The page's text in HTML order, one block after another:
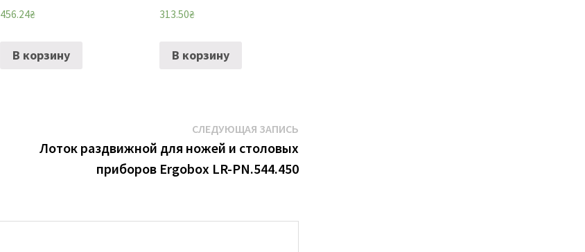
456.24₴
В корзину
313.50₴
В корзину
СЛЕДУЮЩАЯ ЗАПИСЬСледующая
запись:
Лоток раздвижной для ножей и столовых
приборов Ergobox LR-PN.544.450